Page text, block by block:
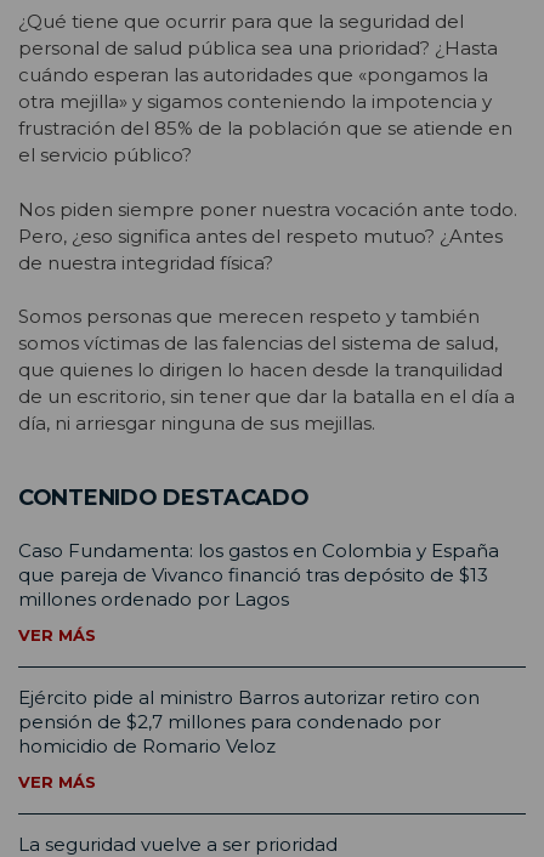
¿Qué tiene que ocurrir para que la seguridad del
personal de salud pública sea una prioridad? ¿Hasta
cuándo esperan las autoridades que «pongamos la
otra mejilla» y sigamos conteniendo la impotencia y
frustración del 85% de la población que se atiende en
el servicio público?
Nos piden siempre poner nuestra vocación ante todo.
Pero, ¿eso significa antes del respeto mutuo? ¿Antes
de nuestra integridad física?
Somos personas que merecen respeto y también
somos víctimas de las falencias del sistema de salud,
que quienes lo dirigen lo hacen desde la tranquilidad
de un escritorio, sin tener que dar la batalla en el día a
día, ni arriesgar ninguna de sus mejillas.
CONTENIDO DESTACADO
Caso Fundamenta: los gastos en Colombia y España
que pareja de Vivanco financió tras depósito de $13
millones ordenado por Lagos
VER MÁS
Ejército pide al ministro Barros autorizar retiro con
pensión de $2,7 millones para condenado por
homicidio de Romario Veloz
VER MÁS
La seguridad vuelve a ser prioridad